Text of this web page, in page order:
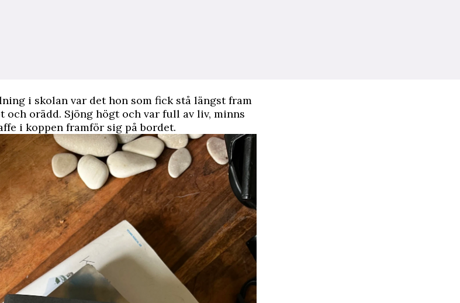
i skolan var det hon som fick stå längst fram
och orädd. Sjöng högt och var full av liv, minns
i koppen framför sig på bordet.